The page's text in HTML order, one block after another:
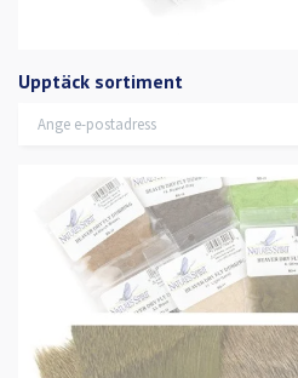
Upptäck sortiment